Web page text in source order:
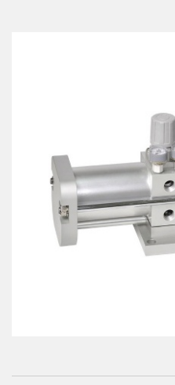
CONTRÔLE DES FLUIDES
Auxiliaires de ligne
Auxiliaires de raccordement
Électrovannes tous fluides
Commande pneumatique